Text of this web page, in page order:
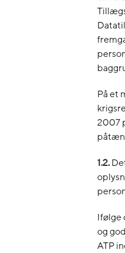
På et
2007
1.2.
Ifølge
og
ATP